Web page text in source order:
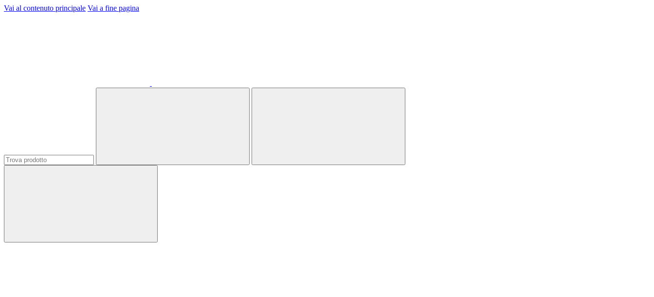
Vai al contenuto principale Vai a fine pagina